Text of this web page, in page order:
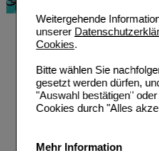
Weitergehende
unserer
Cookies.
Bitte wählen Sie
gesetzt werden dürfen,
"Auswahl bestätigen"
Cookies durch "Alles
Mehr Information